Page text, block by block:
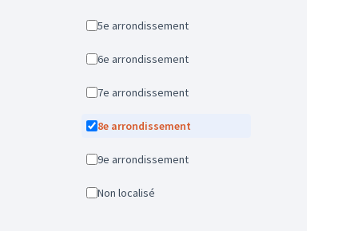
5e arrondissement
6e arrondissement
7e arrondissement
8e arrondissement
9e arrondissement
Non localisé